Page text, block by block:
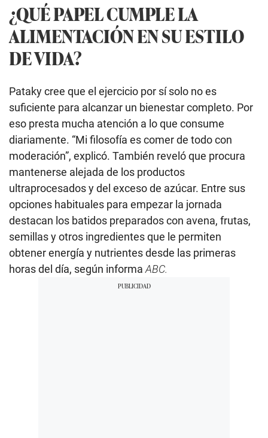
¿QUÉ PAPEL CUMPLE LA
ALIMENTACIÓN EN SU ESTILO
DE VIDA?
Pataky cree que el ejercicio por sí solo no es
suficiente para alcanzar un bienestar completo. Por
eso presta mucha atención a lo que consume
diariamente. “Mi filosofía es comer de todo con
moderación”, explicó. También reveló que procura
mantenerse alejada de los productos
ultraprocesados y del exceso de azúcar. Entre sus
opciones habituales para empezar la jornada
destacan los batidos preparados con avena, frutas,
semillas y otros ingredientes que le permiten
obtener energía y nutrientes desde las primeras
horas del día, según informaABC.